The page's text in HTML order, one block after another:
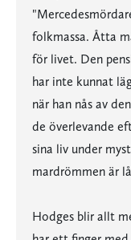
folkmassa. Åtta
för livet. Den
har inte kunnat
när han nås av
de överlevande
sina liv under
mardrömmen är
Hodges blir allt